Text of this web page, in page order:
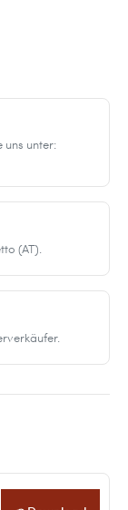
uns unter:
(AT).